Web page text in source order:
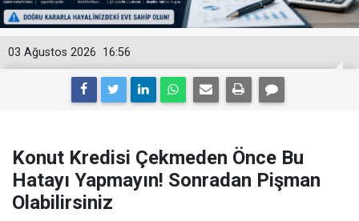
16:56
03 Ağustos 2026
Konut Kredisi Çekmeden Önce Bu
Hatayı Yapmayın! Sonradan Pişman
Olabilirsiniz